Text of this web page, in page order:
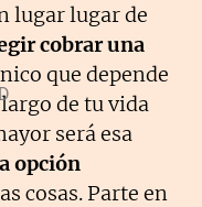
lugar lugar de
cobrar una
que depende
de tu vida
será esa
opción
cosas. Parte en